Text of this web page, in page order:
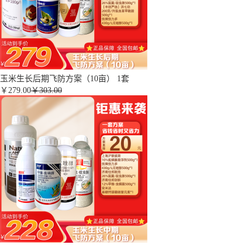
玉米生长后期飞防方案（10亩） 1套
￥ 279.00￥303.00